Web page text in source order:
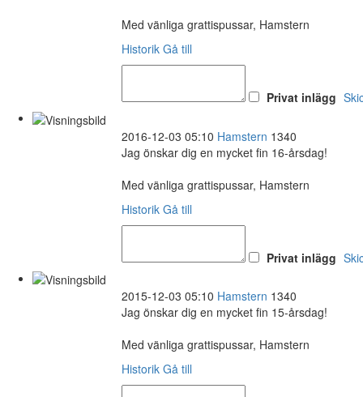
Med vänliga grattispussar, Hamstern
Historik Gå till
Privat inlägg
2016-12-03 05:10 Hamstern 1340
Jag önskar dig en mycket fin 16-årsdag!
Med vänliga grattispussar, Hamstern
Historik Gå till
Privat inlägg
2015-12-03 05:10 Hamstern 1340
Jag önskar dig en mycket fin 15-årsdag!
Med vänliga grattispussar, Hamstern
Historik Gå till